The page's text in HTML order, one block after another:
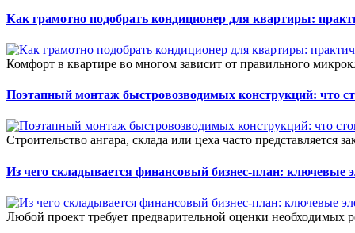
Как грамотно подобрать кондиционер для квартиры:
Комфорт в квартире во многом зависит от правильного
Поэтапный монтаж быстровозводимых конструкций: что
Строительство ангара, склада или цеха часто представляется
Из чего складывается финансовый бизнес-план: ключевые
Любой проект требует предварительной оценки необходимых